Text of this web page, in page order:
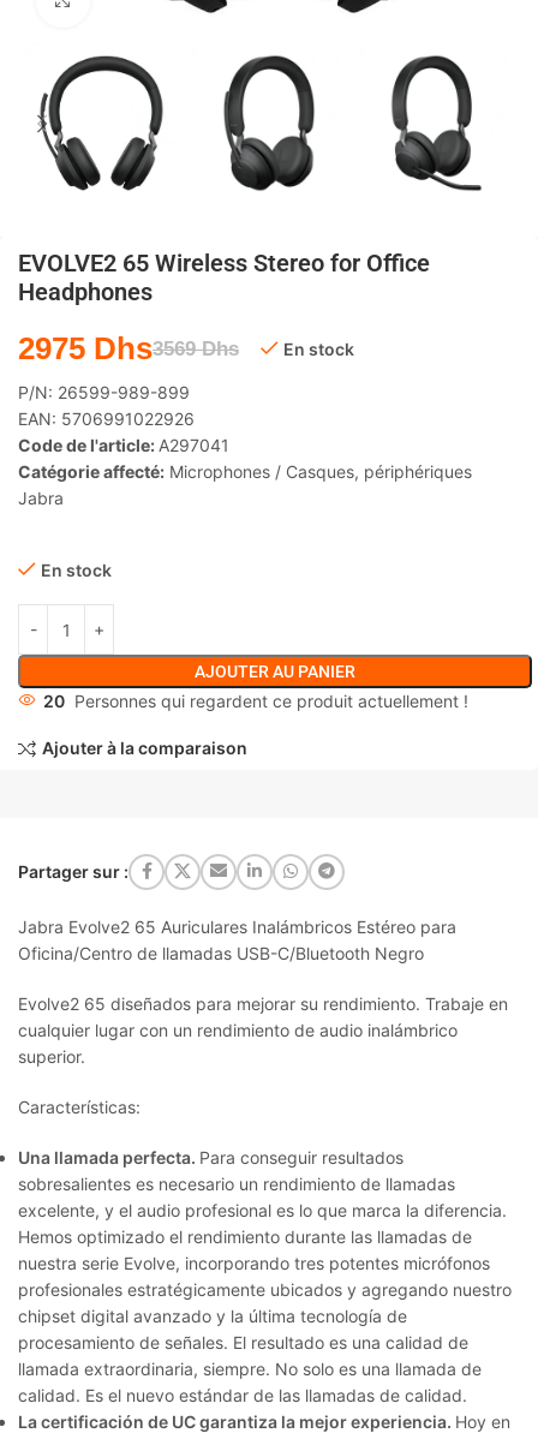
EVOLVE2 65 Wireless Stereo for Office
Headphones
3569Dhs
2975 Dhs En stock
P/N: 26599-989-899
EAN: 5706991022926
Code de l'article: A297041
Catégorie affecté: Microphones / Casques, périphériques
Jabra
En stock
AJOUTER AU PANIER
20 Personnes qui regardent ce produit actuellement !
Ajouter à la comparaison
Partager sur :
Jabra Evolve2 65 Auriculares Inalámbricos Estéreo para
Oficina/Centro de llamadas USB-C/Bluetooth Negro
Evolve2 65 diseñados para mejorar su rendimiento. Trabaje en
cualquier lugar con un rendimiento de audio inalámbrico
superior.
Características:
Una llamada perfecta. Para conseguir resultados
sobresalientes es necesario un rendimiento de llamadas
excelente, y el audio profesional es lo que marca la diferencia.
Hemos optimizado el rendimiento durante las llamadas de
nuestra serie Evolve, incorporando tres potentes micrófonos
profesionales estratégicamente ubicados y agregando nuestro
chipset digital avanzado y la última tecnología de
procesamiento de señales. El resultado es una calidad de
llamada extraordinaria, siempre. No solo es una llamada de
calidad. Es el nuevo estándar de las llamadas de calidad.
La certificación de UC garantiza la mejor experiencia. Hoy en